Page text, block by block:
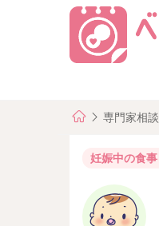
専門家相談
妊娠中の食